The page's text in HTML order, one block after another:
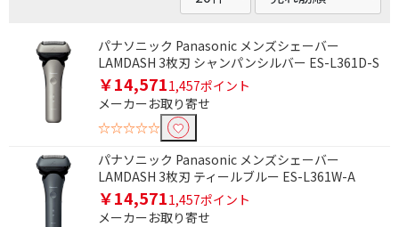
パナソニック Panasonic メンズシェーバー
LAMDASH 3枚刃 シャンパンシルバー ES-L361D-S
￥14,5711,457ポイント
メーカーお取り寄せ
☆☆☆☆☆
パナソニック Panasonic メンズシェーバー
LAMDASH 3枚刃 ティールブルー ES-L361W-A
￥14,5711,457ポイント
メーカーお取り寄せ